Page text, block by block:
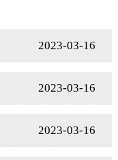
2023-03-16
2023-03-16
2023-03-16